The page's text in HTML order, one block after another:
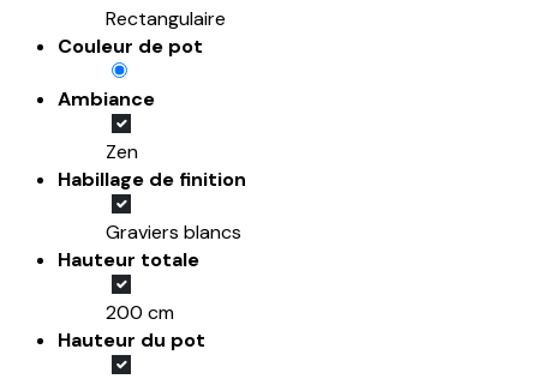
Rectangulaire
Couleur de pot
Ambiance
Zen
Habillage de finition
Graviers blancs
Hauteur totale
200 cm
Hauteur du pot